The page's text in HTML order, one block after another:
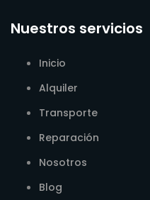
Nuestros servicios
Inicio
Alquiler
Transporte
Reparación
Nosotros
Blog